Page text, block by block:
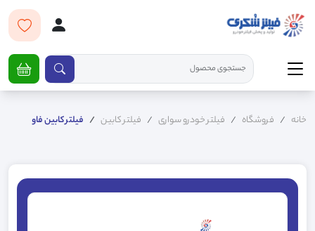
خانه فروشگاه فیلتر خودرو سواری فیلتر کابین فیلتر کابین فاو